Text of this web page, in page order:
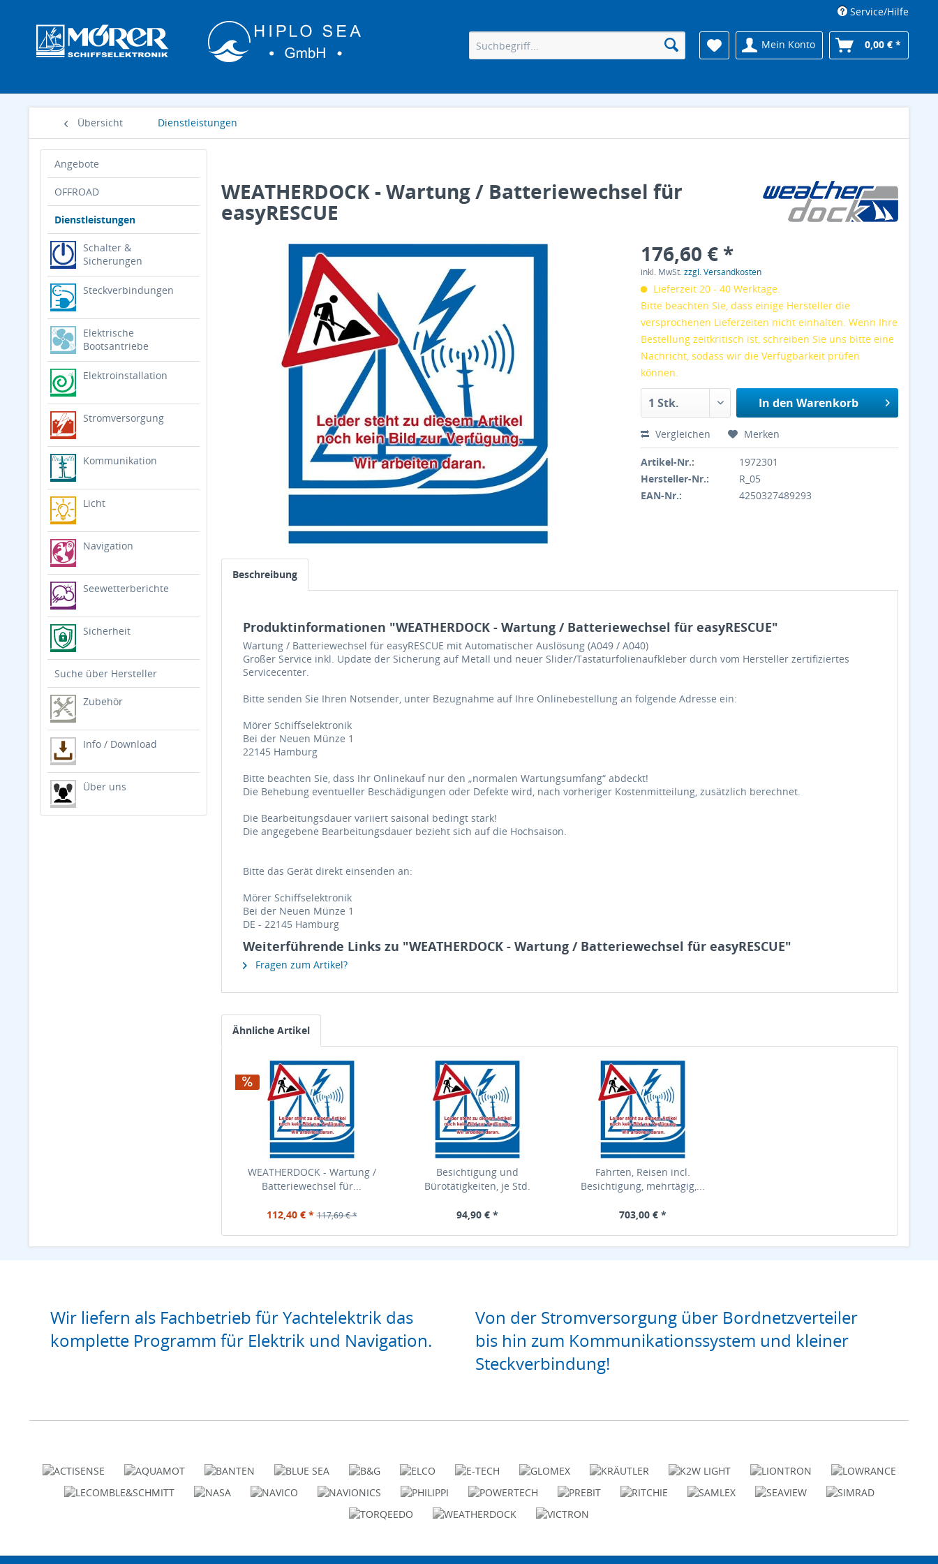
Service/Hilfe
Mein Konto 0,00 € *
Übersicht Dienstleistungen
Angebote
OFFROAD
Dienstleistungen
Schalter &
Sicherungen
Steckverbindungen
Elektrische
Bootsantriebe
Elektroinstallation
Stromversorgung
Kommunikation
Licht
Navigation
Seewetterberichte
Sicherheit
Suche über Hersteller
Zubehör
Info / Download
Über uns
WEATHERDOCK - Wartung / Batteriewechsel für
easyRESCUE
176,60 € *
inkl. MwSt.zzgl. Versandkosten
Lieferzeit 20 - 40 Werktage.
Bitte beachten Sie, dass einige Hersteller die
versprochenen Lieferzeiten nicht einhalten. Wenn Ihre
Bestellung zeitkritisch ist, schreiben Sie uns bitte eine
Nachricht, sodass wir die Verfügbarkeit prüfen
können.
In den Warenkorb
Vergleichen Merken
Artikel-Nr.:
1972301
Hersteller-Nr.:
R_05
EAN-Nr.:
4250327489293
Beschreibung
Produktinformationen "WEATHERDOCK - Wartung / Batteriewechsel für easyRESCUE"
Wartung / Batteriewechsel für easyRESCUE mit Automatischer Auslösung (A049 / A040)
Großer Service inkl. Update der Sicherung auf Metall und neuer Slider/Tastaturfolienaufkleber durch vom Hersteller zertifiziertes
Servicecenter.
Bitte senden Sie Ihren Notsender, unter Bezugnahme auf Ihre Onlinebestellung an folgende Adresse ein:
Mörer Schiffselektronik
Bei der Neuen Münze 1
22145 Hamburg
Bitte beachten Sie, dass Ihr Onlinekauf nur den „normalen Wartungsumfang“ abdeckt!
Die Behebung eventueller Beschädigungen oder Defekte wird, nach vorheriger Kostenmitteilung, zusätzlich berechnet.
Die Bearbeitungsdauer variiert saisonal bedingt stark!
Die angegebene Bearbeitungsdauer bezieht sich auf die Hochsaison.
Bitte das Gerät direkt einsenden an:
Mörer Schiffselektronik
Bei der Neuen Münze 1
DE - 22145 Hamburg
Weiterführende Links zu "WEATHERDOCK - Wartung / Batteriewechsel für easyRESCUE"
Fragen zum Artikel?
Ähnliche Artikel
WEATHERDOCK - Wartung /
Batteriewechsel für...
112,40 € * 117,69 € *
Besichtigung und
Bürotätigkeiten, je Std.
94,90 € *
Fahrten, Reisen incl.
Besichtigung, mehrtägig,...
703,00 € *
Wir liefern als Fachbetrieb für Yachtelektrik das
komplette Programm für Elektrik und Navigation.
Von der Stromversorgung über Bordnetzverteiler
bis hin zum Kommunikationssystem und kleiner
Steckverbindung!